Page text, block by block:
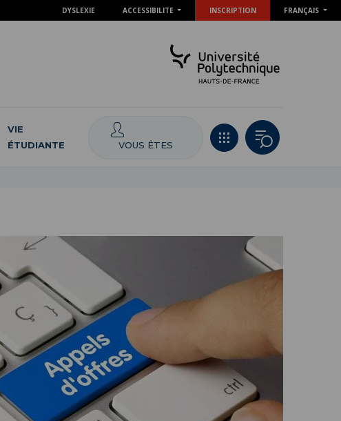
DYSLEXIE ACCESSIBILITE INSCRIPTION FRANÇAIS
VIE
ÉTUDIANTE
VOUS ÊTES